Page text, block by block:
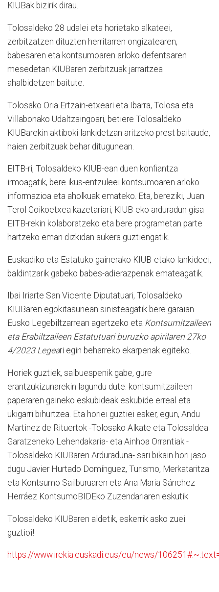
KIUBak bizirik dirau.
Tolosaldeko 28 udalei eta horietako alkateei,
zerbitzatzen dituzten herritarren ongizatearen,
babesaren eta kontsumoaren arloko defentsaren
mesedetan KIUBaren zerbitzuak jarraitzea
ahalbidetzen baitute.
Tolosako Oria Ertzain-etxeari eta Ibarra, Tolosa eta
Villabonako Udaltzaingoari, betiere Tolosaldeko
KIUBarekin aktiboki lankidetzan aritzeko prest baitaude,
haien zerbitzuak behar ditugunean.
EITB-ri, Tolosaldeko KIUB-ean duen konfiantza
irmoagatik, bere ikus-entzuleei kontsumoaren arloko
informazioa eta aholkuak emateko. Eta, bereziki, Juan
Terol Goikoetxea kazetariari, KIUB-eko arduradun gisa
EITB-rekin kolaboratzeko eta bere programetan parte
hartzeko eman dizkidan aukera guztiengatik.
Euskadiko eta Estatuko gainerako KIUB-etako lankideei,
baldintzarik gabeko babes-adierazpenak emateagatik.
Ibai Iriarte San Vicente Diputatuari, Tolosaldeko
KIUBaren egokitasunean sinisteagatik bere garaian
Eusko Legebiltzarrean agertzeko eta Kontsumitzaileen
eta Erabiltzaileen Estatutuari buruzko apirilaren 27ko
4/2023 Legeari egin beharreko ekarpenak egiteko.
Horiek guztiek, salbuespenik gabe, gure
erantzukizunarekin lagundu dute: kontsumitzaileen
paperaren gaineko eskubideak eskubide erreal eta
ukigarri bihurtzea. Eta horiei guztiei esker, egun, Andu
Martinez de Rituertok -Tolosako Alkate eta Tolosaldea
Garatzeneko Lehendakaria- eta Ainhoa Orrantiak -
Tolosaldeko KIUBaren Arduraduna- sari bikain hori jaso
dugu Javier Hurtado Domínguez, Turismo, Merkataritza
eta Kontsumo Sailburuaren eta Ana Maria Sánchez
Herráez KontsumoBIDEko Zuzendariaren eskutik.
Tolosaldeko KIUBaren aldetik, eskerrik asko zuei
guztioi!
https://www.irekia.euskadi.eus/eu/news/